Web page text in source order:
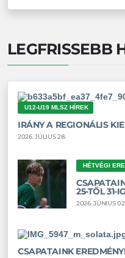
LEGFRISSEBB
U12-U19 MLSZ HÍREK
IRÁNY A REGIONÁLIS
2026. JÚLIUS 28.
HÉTVÉGI
25-TŐL 31-
2026. JÚNIUS
CSAPATAINK